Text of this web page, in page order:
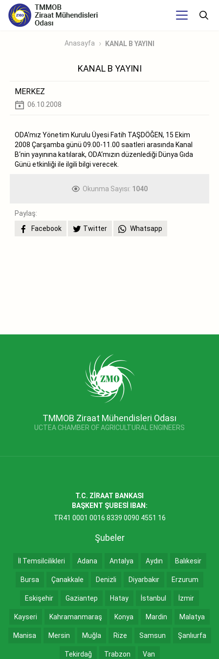
Anasayfa KANAL B YAYINI
KANAL B YAYINI
MERKEZ
06.10.2008
ODA‘mız Yönetim Kurulu Üyesi Fatih TAŞDÖĞEN, 15 Ekim
2008 Çarşamba günü 09.00-11.00 saatleri arasında Kanal
B‘nin yayınına katılarak, ODA‘mızın düzenlediği Dünya Gıda
Günü etkinliği ile ilgili bilgi verecek.
Okunma Sayısı: 1040
Paylaş:
Facebook
Twitter Whatsapp
TMMOB Ziraat Mühendisleri Odası
UCTEA CHAMBER OF AGRICULTURAL ENGINEERS
T.C. ZİRAAT BANKASI
BAŞKENT ŞUBESİ IBAN:
TR41 0001 0016 8339 0090 4551 16
Şubeler
İl Temsilcilikleri Adana Antalya Aydın Balıkesir
Bursa Çanakkale Denizli Diyarbakır Erzurum
Eskişehir Gaziantep Hatay İstanbul İzmir
Kayseri Kahramanmaraş Konya Mardin Malatya
Manisa Mersin Muğla Rize Samsun Şanlıurfa
Tekirdağ Trabzon Van